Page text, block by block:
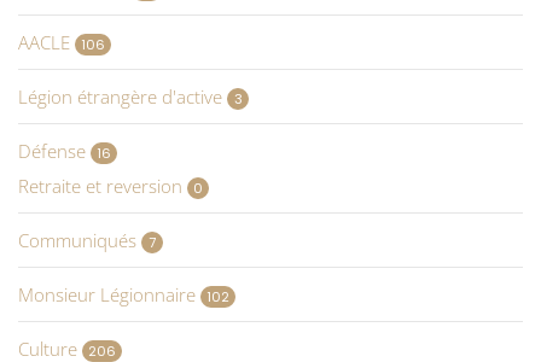
AACLE 106
Légion étrangère d'active 3
Défense 16
Retraite et reversion 0
Communiqués 7
Monsieur Légionnaire 102
Culture 206